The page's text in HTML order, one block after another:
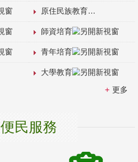
原住民族教育
師資培育
青年培育
大學教育
更多
便民服務